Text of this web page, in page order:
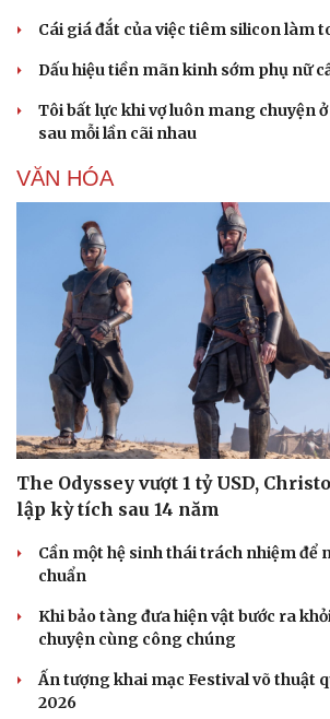
Văn hóa
Văn học
Âm nhạc
Giải trí
Thời
Cái giá đắt của việc tiêm silicon làm
Dấu hiệu tiền mãn kinh sớm phụ nữ
Tôi bất lực khi vợ luôn mang chuyện
sau mỗi lần cãi nhau
VĂN HÓA
The Odyssey vượt 1 tỷ USD,
lập kỳ tích sau 14 năm
Cần một hệ sinh thái trách nhiệm để
chuẩn
Khi bảo tàng đưa hiện vật bước ra
chuyện cùng công chúng
Ấn tượng khai mạc Festival võ thuật
2026